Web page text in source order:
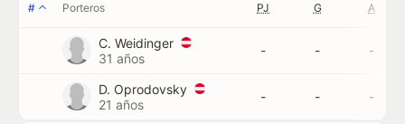
# Porteros PJ G A
C. Weidinger
31 años
- - -
D. Oprodovsky
21 años
- - -